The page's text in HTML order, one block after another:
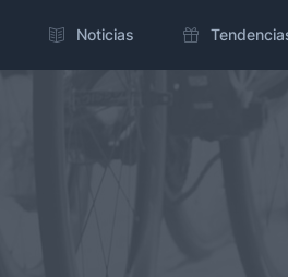
Noticias